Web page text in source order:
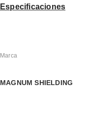
Especificaciones
Marca
MAGNUM SHIELDING